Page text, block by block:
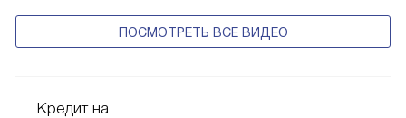
ПОСМОТРЕТЬ ВСЕ ВИДЕО
Кредит на